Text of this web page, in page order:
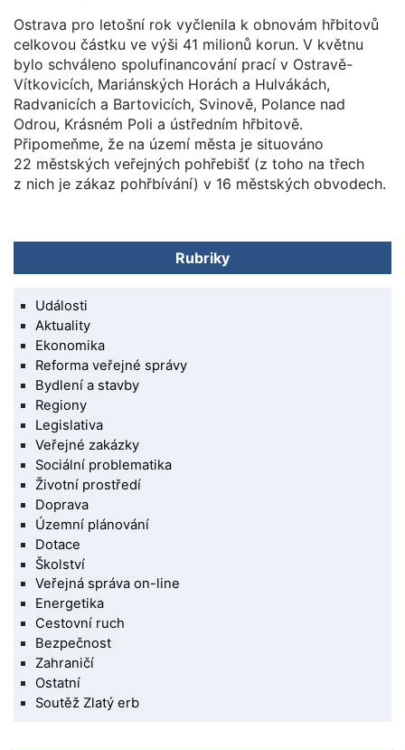
Ostrava pro letošní rok vyčlenila k obnovám hřbitovů
celkovou částku ve výši 41 milionů korun. V květnu
bylo schváleno spolufinancování prací v Ostravě-
Vítkovicích, Mariánských Horách a Hulvákách,
Radvanicích a Bartovicích, Svinově, Polance nad
Odrou, Krásném Poli a ústředním hřbitově.
Připomeňme, že na území města je situováno
22 městských veřejných pohřebišť (z toho na třech
z nich je zákaz pohřbívání) v 16 městských obvodech.
Rubriky
Události
Aktuality
Ekonomika
Reforma veřejné správy
Bydlení a stavby
Regiony
Legislativa
Veřejné zakázky
Sociální problematika
Životní prostředí
Doprava
Územní plánování
Dotace
Školství
Veřejná správa on-line
Energetika
Cestovní ruch
Bezpečnost
Zahraničí
Ostatní
Soutěž Zlatý erb